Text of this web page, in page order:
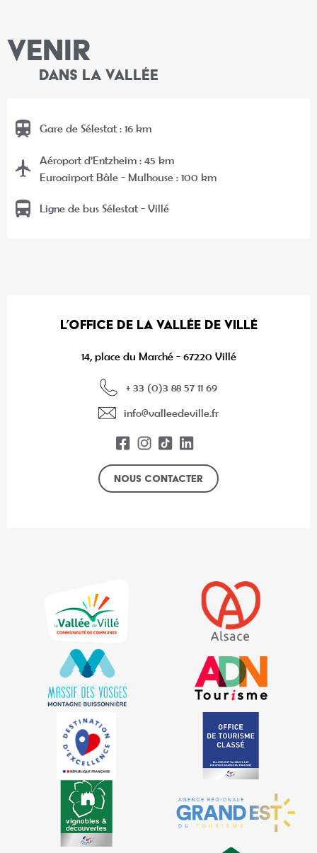
VENIR
DANS LA VALLÉE
Gare de Sélestat : 16 km
Aéroport d’Entzheim : 45 km
Euroairport Bâle - Mulhouse : 100 km
Ligne de bus Sélestat - Villé
L’OFFICE DE LA VALLÉE DE VILLÉ
14, place du Marché - 67220 Villé
+ 33 (0)3 88 57 11 69
info@valleedeville.fr
Nous contacter